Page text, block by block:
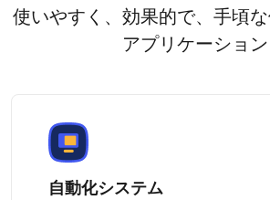
使いやすく、効果的で、手頃
アプリケーション
自動化システム